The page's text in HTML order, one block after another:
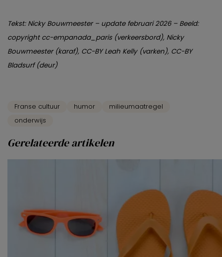
Tekst: Nicky Bouwmeester – update februari 2026 – Beeld:
copyright cc-empanada_paris (verkeersbord), Nicky
Bouwmeester (karaf), CC-BY Leah Kelly (varken), CC-BY
Bladsurf (deur)
Franse cultuur humor
milieumaatregel
onderwijs
Gerelateerde artikelen